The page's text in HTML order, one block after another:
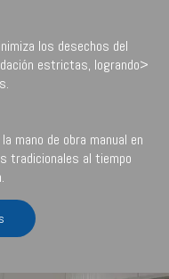
los desechos del
estrictas, logrando>
mano de obra manual en
tradicionales al tiempo